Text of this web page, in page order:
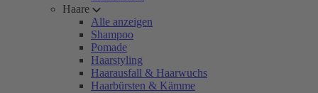
Haare
Alle anzeigen
Shampoo
Pomade
Haarstyling
Haarausfall & Haarwuchs
Haarbürsten & Kämme